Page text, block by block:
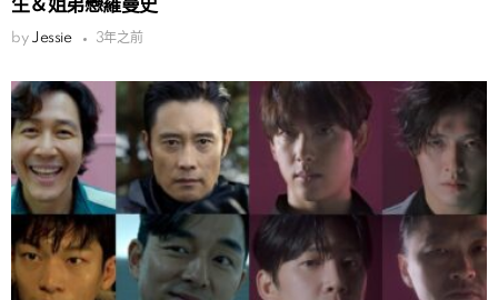
生＆姐弟戀羅曼史
by Jessie 3年之前